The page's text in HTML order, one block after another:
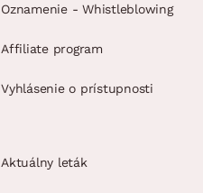
Oznamenie - Whistleblowing
Affiliate program
Vyhlásenie o prístupnosti
Aktuálny leták